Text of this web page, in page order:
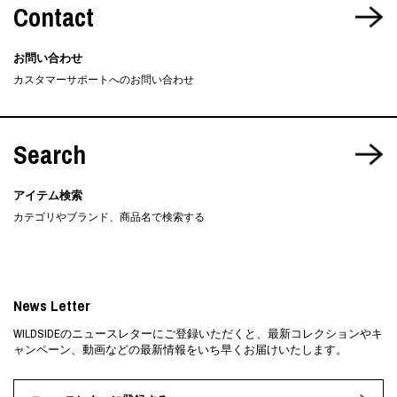
Contact
お問い合わせ
カスタマーサポートへのお問い合わせ
Search
アイテム検索
カテゴリやブランド、商品名で検索する
News Letter
WILDSIDEのニュースレターにご登録いただくと、最新コレクションやキ
ャンペーン、動画などの最新情報をいち早くお届けいたします。